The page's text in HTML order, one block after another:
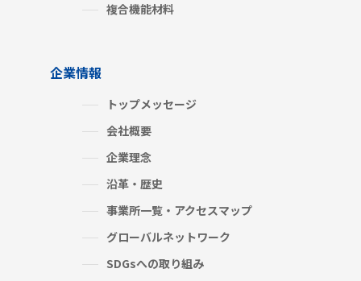
複合機能材料
企業情報
トップメッセージ
会社概要
企業理念
沿革・歴史
事業所一覧・アクセスマップ
グローバルネットワーク
SDGsへの取り組み